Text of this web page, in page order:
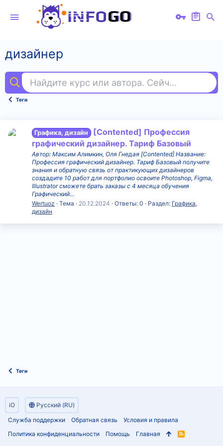
дизайнер
Найдите курс или автора. Сейчас ищут
Теги
Графика, дизайн
[Contented] Профессия
графический дизайнер. Тариф Базовый
Автор: Максим Алимкин, Оля Гнедая [Contented] Название:
Профессия графический дизайнер. Тариф Базовый получите
знания и обратную связь от практикующих дизайнеров
создадите 10 работ для портфолио освоите Photoshop, Figma,
Illustrator сможете брать заказы с 4 месяца обучения
Графический...
Wertuoz
Тема 20.12.2024 Ответы: 0 Раздел: Графика,
дизайн
Теги
iO
Русский (RU)
Служба поддержки
Обратная связь
Условия и правила
Политика конфиденциальности
Помощь Главная
R